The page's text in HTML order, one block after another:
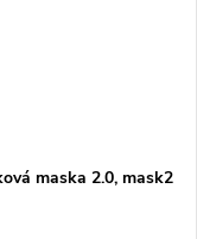
maska 2.0, mask2